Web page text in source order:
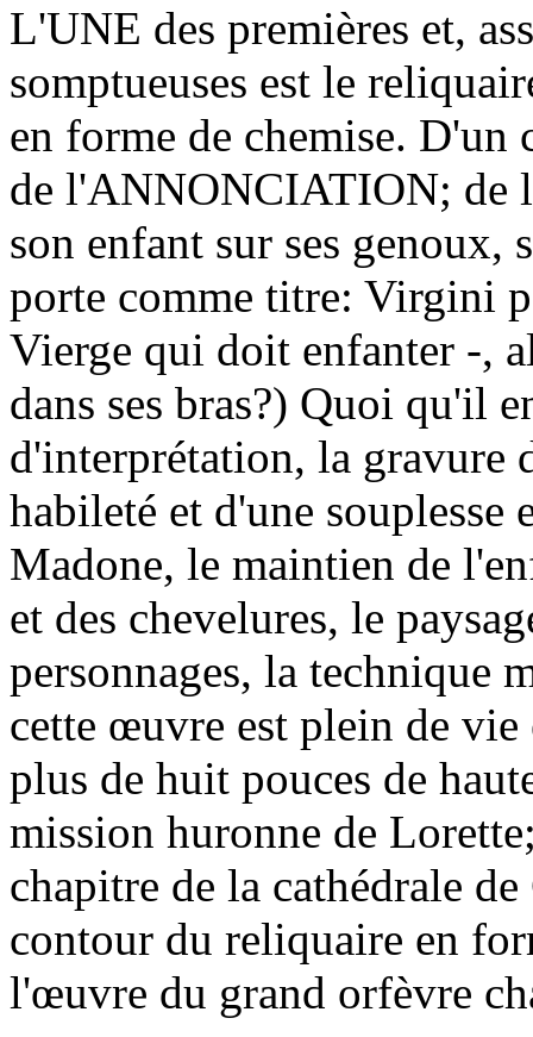
L'UNE des premières et,
somptueuses est le
en forme de chemise. D'un
de l'ANNONCIATION; de
son enfant sur ses
porte comme titre: Virgini
Vierge qui doit enfanter -,
dans ses bras?) Quoi qu'il
d'interprétation, la gravure
habileté et d'une souplesse
Madone, le maintien de
et des chevelures, le
personnages, la technique
cette œuvre est plein de
plus de huit pouces de
mission huronne de
chapitre de la cathédrale
contour du reliquaire en
l'œuvre du grand orfèvre